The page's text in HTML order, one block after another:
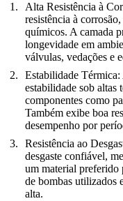
Alta Resistência à
resistência à
químicos. A camada
longevidade em
válvulas, vedações e
Estabilidade Térmica:
estabilidade sob altas
componentes como
Também exibe boa
desempenho por
Resistência ao
desgaste confiável,
um material preferido
de bombas utilizados
alta.